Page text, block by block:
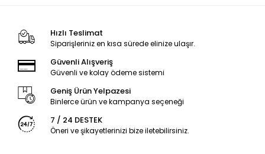
Hızlı Teslimat
Siparişleriniz en kısa sürede elinize ulaşır.
Güvenli Alışveriş
Güvenli ve kolay ödeme sistemi
Geniş Ürün Yelpazesi
Binlerce ürün ve kampanya seçeneği
7 / 24 DESTEK
Öneri ve şikayetlerinizi bize iletebilirsiniz.